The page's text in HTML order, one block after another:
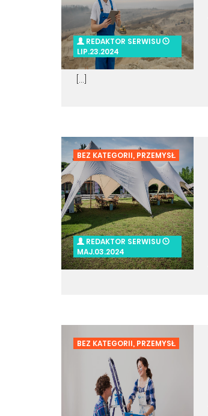
REDAKTOR SERWISU
LIP.23.2024
[…]
BEZ KATEGORII, PRZEMYSŁ
REDAKTOR SERWISU
MAJ.03.2024
BEZ KATEGORII, PRZEMYSŁ